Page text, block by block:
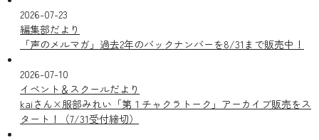
2026-07-23
編集部だより
「声のメルマガ」過去2年のバックナンバーを8/31まで販売中！
2026-07-10
イベント＆スクールだより
kaiさん×服部みれい「第１チャクラトーク」アーカイブ販売をス
タート！（7/31受付締切）